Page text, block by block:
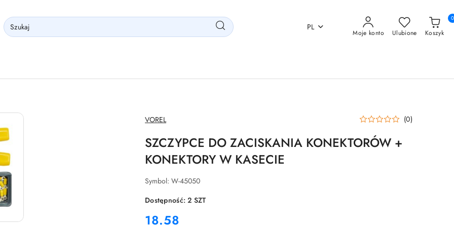
PL
Moje konto Ulubione Koszyk
0
NAZWA
PRODUCENTA:
VOREL (0)
SZCZYPCE DO ZACISKANIA KONEKTORÓW +
KONEKTORY W KASECIE
Symbol: W-45050
Dostępność:2 SZT
cena:
18.58